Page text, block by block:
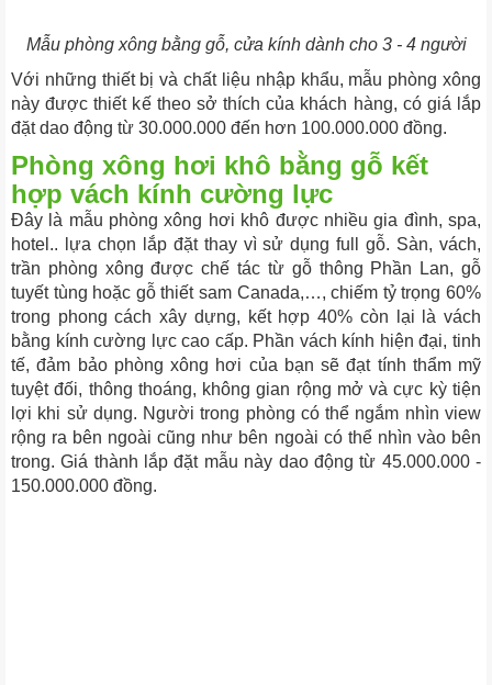
Mẫu phòng xông bằng gỗ, cửa kính dành cho 3 - 4 người
Với những thiết bị và chất liệu nhập khẩu, mẫu phòng xông
này được thiết kế theo sở thích của khách hàng, có giá lắp
đặt dao động từ 30.000.000 đến hơn 100.000.000 đồng.
Phòng xông hơi khô bằng gỗ kết
hợp vách kính cường lực
Đây là mẫu phòng xông hơi khô được nhiều gia đình, spa,
hotel.. lựa chọn lắp đặt thay vì sử dụng full gỗ. Sàn, vách,
trần phòng xông được chế tác từ gỗ thông Phần Lan, gỗ
tuyết tùng hoặc gỗ thiết sam Canada,…, chiếm tỷ trọng 60%
trong phong cách xây dựng, kết hợp 40% còn lại là vách
bằng kính cường lực cao cấp. Phần vách kính hiện đại, tinh
tế, đảm bảo phòng xông hơi của bạn sẽ đạt tính thẩm mỹ
tuyệt đối, thông thoáng, không gian rộng mở và cực kỳ tiện
lợi khi sử dụng. Người trong phòng có thể ngắm nhìn view
rộng ra bên ngoài cũng như bên ngoài có thể nhìn vào bên
trong. Giá thành lắp đặt mẫu này dao động từ 45.000.000 -
150.000.000 đồng.